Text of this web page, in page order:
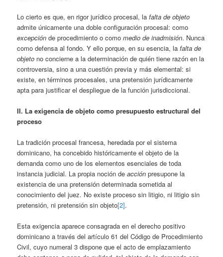
Lo cierto es que, en rigor jurídico procesal, lafalta de objeto
admite únicamente una doble configuración procesal: como
excepción de procedimiento o comomedio de inadmisión. Nunca
como defensa al fondo. Y ello porque, en su esencia, lafalta de
objeto no concierne a la determinación de quién tiene razón en la
controversia, sino a una cuestión previa y más elemental: si
existe, en términos procesales, una pretensión jurídicamente
apta para justificar el despliegue de la función jurisdiccional.
II. La exigencia de objeto como presupuesto estructural del
proceso
La tradición procesal francesa, heredada por el sistema
dominicano, ha concebido históricamente el objeto de la
demanda como uno de los elementos esenciales de toda
instancia judicial. La propia noción deacción presupone la
existencia de una pretensión determinada sometida al
conocimiento del juez. No existe proceso sin litigio, ni litigio sin
pretensión, ni pretensión sin objeto[2].
Esta exigencia aparece consagrada en el derecho positivo
dominicano a través del artículo 61 del Código de Procedimiento
Civil, cuyo numeral 3 dispone que el acto de emplazamiento